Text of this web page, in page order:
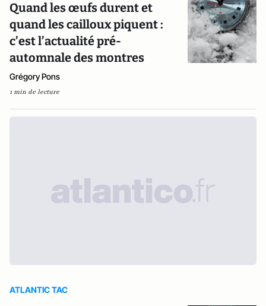
Quand les œufs durent et
quand les cailloux piquent :
c’est l’actualité pré-
automnale des montres
Grégory Pons
1 min de lecture
ATLANTIC TAC